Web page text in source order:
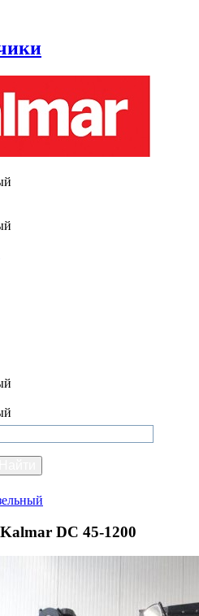
DC 45-1200